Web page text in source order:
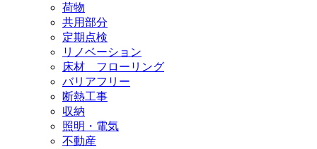
荷物
共用部分
定期点検
リノベーション
床材 フローリング
バリアフリー
断熱工事
収納
照明・電気
不動産